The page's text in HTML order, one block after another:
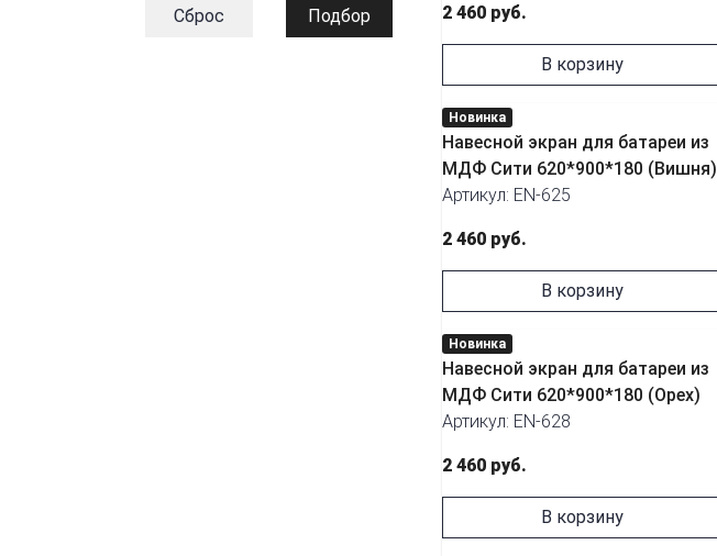
Сброс Подбор 2 460 руб.
В корзину
Новинка
Навесной экран для батареи из
МДФ Сити 620*900*180 (Вишня)
Артикул: EN-625
2 460 руб.
В корзину
Новинка
Навесной экран для батареи из
МДФ Сити 620*900*180 (Орех)
Артикул: EN-628
2 460 руб.
В корзину